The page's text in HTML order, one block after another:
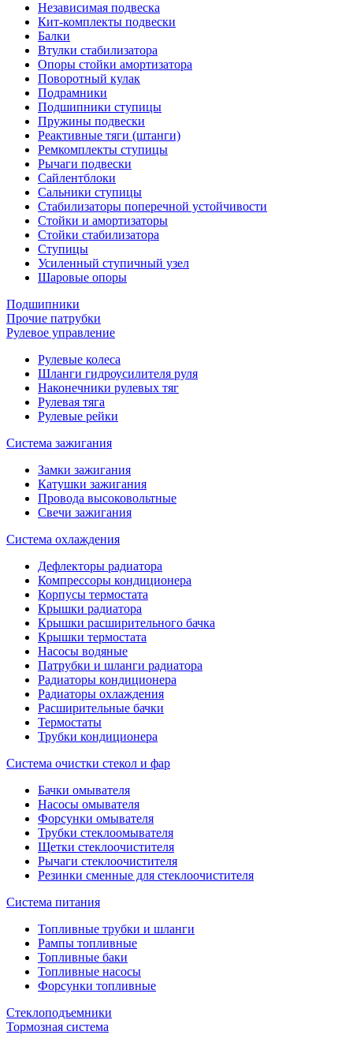
Независимая подвеска
Кит-комплекты подвески
Балки
Втулки стабилизатора
Опоры стойки амортизатора
Поворотный кулак
Подрамники
Подшипники ступицы
Пружины подвески
Реактивные тяги (штанги)
Ремкомплекты ступицы
Рычаги подвески
Сайлентблоки
Сальники ступицы
Стабилизаторы поперечной устойчивости
Стойки и амортизаторы
Стойки стабилизатора
Ступицы
Усиленный ступичный узел
Шаровые опоры
Подшипники
Прочие патрубки
Рулевое управление
Рулевые колеса
Шланги гидроусилителя руля
Наконечники рулевых тяг
Рулевая тяга
Рулевые рейки
Система зажигания
Замки зажигания
Катушки зажигания
Провода высоковольтные
Свечи зажигания
Система охлаждения
Дефлекторы радиатора
Компрессоры кондиционера
Корпусы термостата
Крышки радиатора
Крышки расширительного бачка
Крышки термостата
Насосы водяные
Патрубки и шланги радиатора
Радиаторы кондиционера
Радиаторы охлаждения
Расширительные бачки
Термостаты
Трубки кондиционера
Система очистки стекол и фар
Бачки омывателя
Насосы омывателя
Форсунки омывателя
Трубки стеклоомывателя
Щетки стеклоочистителя
Рычаги стеклоочистителя
Резинки сменные для стеклоочистителя
Система питания
Топливные трубки и шланги
Рампы топливные
Топливные баки
Топливные насосы
Форсунки топливные
Стеклоподъемники
Тормозная система